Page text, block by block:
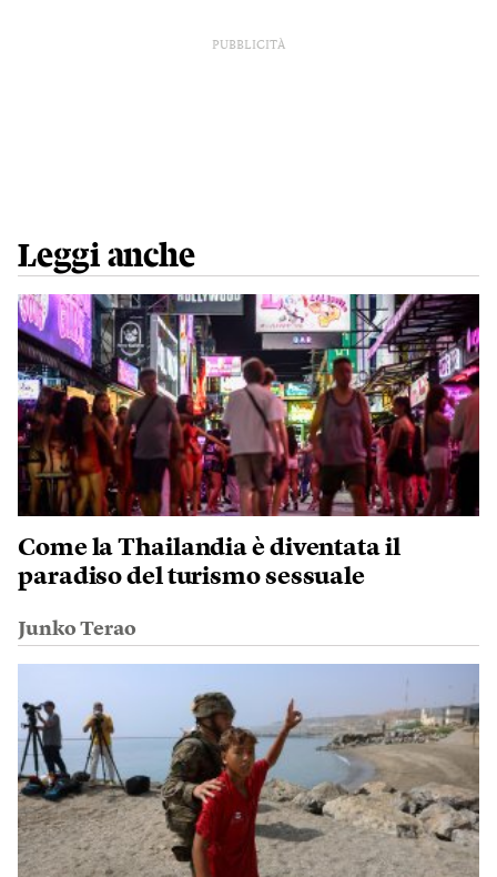
PUBBLICITÀ
Leggi anche
Come la Thailandia è diventata il
paradiso del turismo sessuale
Junko Terao